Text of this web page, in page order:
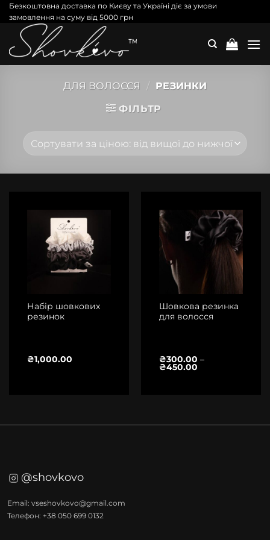
Skip
to
content
Безкоштовна доставка по Києву та Україні діє за умови
замовлення на суму від 5000 грн
ДЛЯ ВОЛОССЯ / РЕЗИНКИ
ФІЛЬТР
Набір шовкових
резинок
₴1,000.00
Шовкова резинка
для волосся
₴300.00 –
₴450.00Діапазон
@shovkovo
Email: vseshovkovo@gmail.com
Телефон: +38 050 699 0132